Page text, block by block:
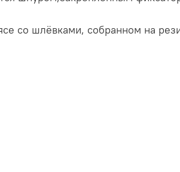
шлёвками, собранном на